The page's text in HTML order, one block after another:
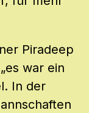
Piradeep
war ein
In der